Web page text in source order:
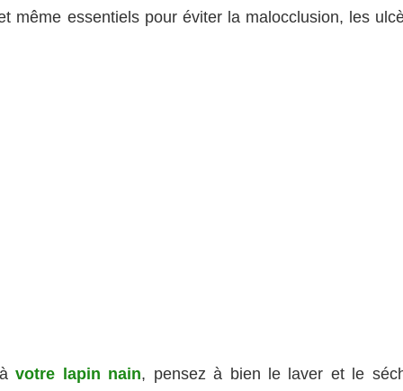
même essentiels pour éviter la malocclusion, les
àvotre lapin nain, pensez à bien le laver et le